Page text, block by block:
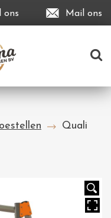
ons Mail ons
Quali